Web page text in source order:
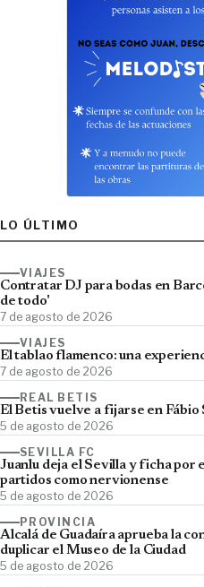
LO ÚLTIMO
VIAJES
Contratar DJ para bodas en
de todo'
7 de agosto de 2026
VIAJES
El tablao flamenco: una
7 de agosto de 2026
REAL BETIS
El Betis vuelve a fijarse en
5 de agosto de 2026
SEVILLA FC
Juanlu deja el Sevilla y ficha por
partidos como nervionense
5 de agosto de 2026
PROVINCIA
Alcalá de Guadaíra aprueba la
duplicar el Museo de la Ciudad
5 de agosto de 2026